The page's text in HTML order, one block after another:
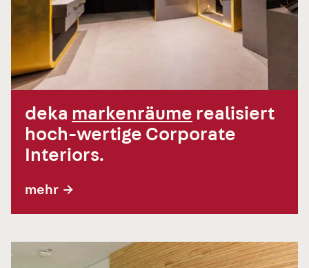
deka markenräume realisiert
hoch-wertige Corporate
Interiors.
mehr →